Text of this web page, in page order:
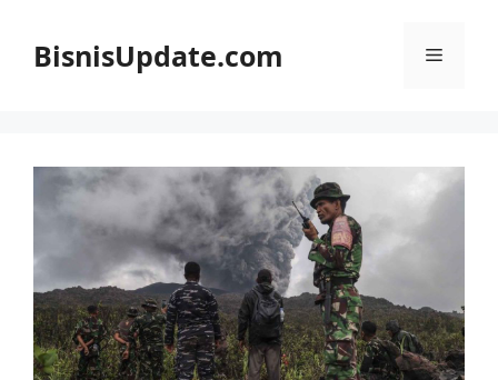
BisnisUpdate.com Menu